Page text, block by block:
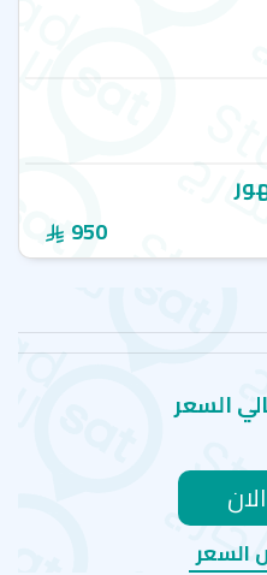
اللغة الإنجليزية التي
ومنها:
المكثفة
سان دييغو
كونيكت إنجلش - سان دييغو - Connect English language
(CEL) COLLEGE OF ENGLISH LANGUAGE - سان دييغو -
CEL- COLLEGE OF ENGLISH LANGUAGE - سان دييغو - داون
كاليفورنيا لانجويدج - سان دييغو - California Language
950
السعر
السعر